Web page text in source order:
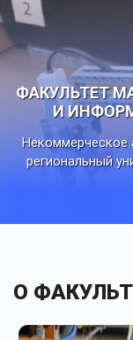
ФАКУЛЬТЕТ
И
Некоммерческое
региональный
О